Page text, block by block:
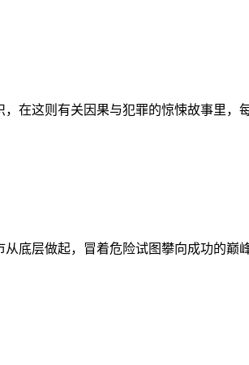
在这则有关因果与犯罪的惊悚故事里，
底层做起，冒着危险试图攀向成功的巅峰